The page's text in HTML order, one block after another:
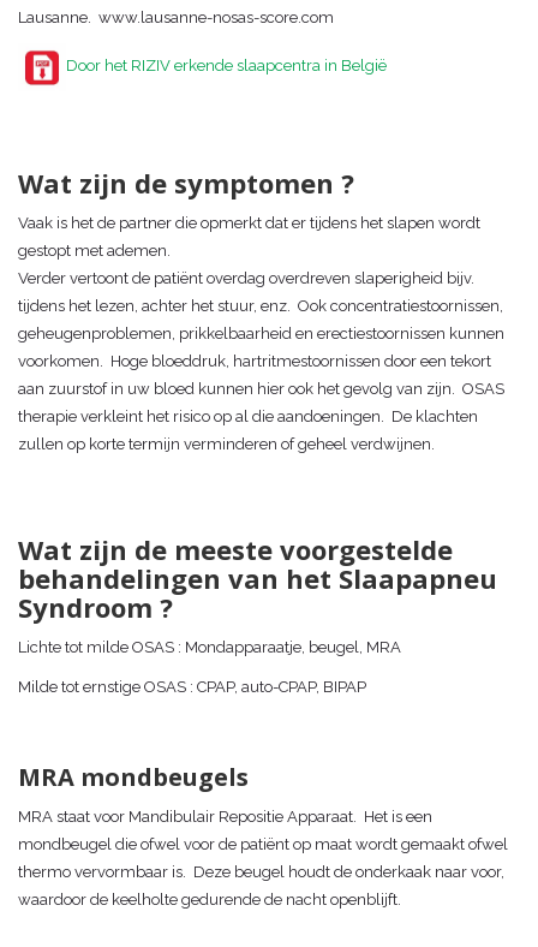
Lausanne. www.lausanne-nosas-score.com
Door het RIZIV erkende slaapcentra in België
Wat zijn de symptomen ?
Vaak is het de partner die opmerkt dat er tijdens het slapen wordt
gestopt met ademen.
Verder vertoont de patiënt overdag overdreven slaperigheid bijv.
tijdens het lezen, achter het stuur, enz. Ook concentratiestoornissen,
geheugenproblemen, prikkelbaarheid en erectiestoornissen kunnen
voorkomen. Hoge bloeddruk, hartritmestoornissen door een tekort
aan zuurstof in uw bloed kunnen hier ook het gevolg van zijn. OSAS
therapie verkleint het risico op al die aandoeningen. De klachten
zullen op korte termijn verminderen of geheel verdwijnen.
Wat zijn de meeste voorgestelde
behandelingen van het Slaapapneu
Syndroom ?
Lichte tot milde OSAS : Mondapparaatje, beugel, MRA
Milde tot ernstige OSAS : CPAP, auto-CPAP, BIPAP
MRA mondbeugels
MRA staat voor Mandibulair Repositie Apparaat. Het is een
mondbeugel die ofwel voor de patiënt op maat wordt gemaakt ofwel
thermo vervormbaar is. Deze beugel houdt de onderkaak naar voor,
waardoor de keelholte gedurende de nacht openblijft.